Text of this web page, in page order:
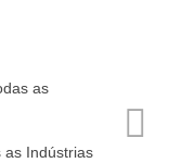
as Indústrias